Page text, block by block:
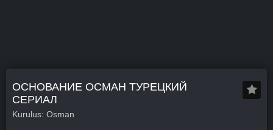
ОСНОВАНИЕ ОСМАН ТУРЕЦКИЙ
СЕРИАЛ
Kurulus: Osman